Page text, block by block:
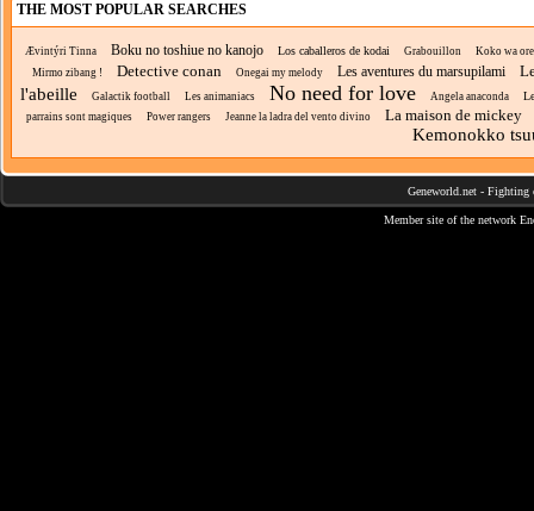
THE MOST POPULAR SEARCHES
Ævintýri Tinna Boku no toshiue no kanojo Los caballeros de kodai Grabouillon
Koko wa
Mirmo zibang !
Detective conan Onegai my melody Les aventures du marsupilami
l'abeille Galactik football Les animaniacs No need for love Angela anaconda
parrains sont magiques Power rangers Jeanne la ladra del vento divino La maison de mickey
Kemonokko
Geneworld.net - Fighting
Member site of the network